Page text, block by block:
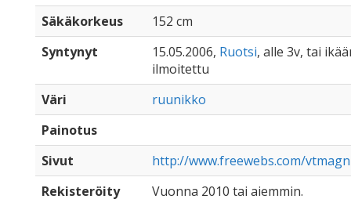
Säkäkorkeus
152 cm
Syntynyt
15.05.2006, Ruotsi, alle 3v, tai
ilmoitettu
Väri
ruunikko
Painotus
Sivut
http://www.freewebs.com/
Rekisteröity
Vuonna 2010 tai aiemmin.